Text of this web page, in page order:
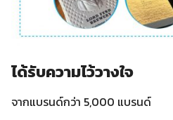
ได้รับความไว้วางใจ
จากแบรนด์กว่า 5,000 แบรนด์